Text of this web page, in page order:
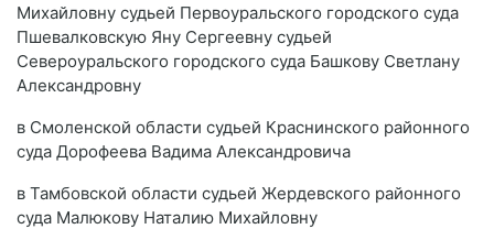
Михайловну судьей Первоуральского городского суда
Пшевалковскую Яну Сергеевну судьей
Североуральского городского суда Башкову Светлану
Александровну
в Смоленской области судьей Краснинского районного
суда Дорофеева Вадима Александровича
в Тамбовской области судьей Жердевского районного
суда Малюкову Наталию Михайловну